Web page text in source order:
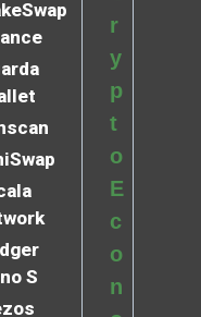
S
r
y
p
t
o
E
c
o
n